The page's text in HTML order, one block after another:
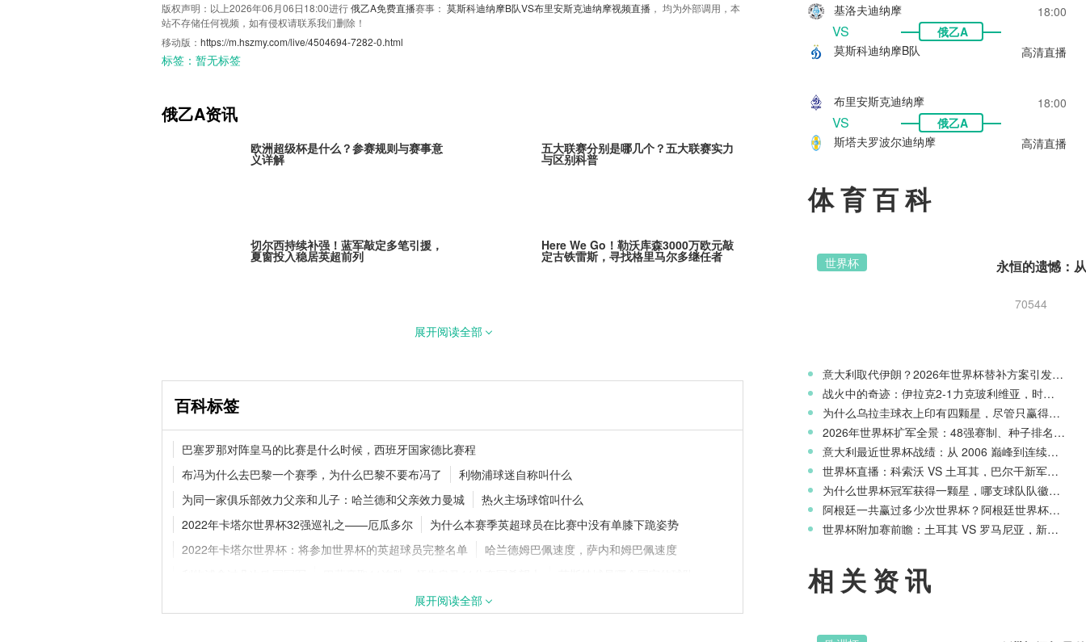
版权声明：以上2026年06月06日18:00进行俄乙A免费直播赛事： 莫斯科迪纳摩B队VS布里安斯克迪纳摩视频直播 ， 均为外部调用，本
站不存储任何视频，如有侵权请联系我们删除！
移动版： https://m.hszmy.com/live/4504694-7282-0.html
标签： 暂无标签
俄乙A资讯
欧洲超级杯是什么？参赛规则与赛事意
义详解
五大联赛分别是哪几个？五大联赛实力
与区别科普
切尔西持续补强！蓝军敲定多笔引援，
夏窗投入稳居英超前列
Here We Go！勒沃库森3000万欧元敲
定古铁雷斯，寻找格里马尔多继任者
巴黎全力追逐米卡·戈茨！阿贾克斯新星
继续搭档库里
官方官宣！纽卡斯尔联签下阿拉吉·班
巴，新援身披8号战袍
2026/27五大联赛开赛时间汇总！新赛季
赛程官宣
展开阅读全部
百科标签
巴塞罗那对阵皇马的比赛是什么时候，西班牙国家德比赛程
布冯为什么去巴黎一个赛季，为什么巴黎不要布冯了
利物浦球迷自称叫什么
为同一家俱乐部效力父亲和儿子：哈兰德和父亲效力曼城
热火主场球馆叫什么
2022年卡塔尔世界杯32强巡礼之——厄瓜多尔
为什么本赛季英超球员在比赛中没有单膝下跪姿势
2022年卡塔尔世界杯：将参加世界杯的英超球员完整名单
哈兰德姆巴佩速度，萨内和姆巴佩速度
欧文在利物浦效力多久，欧文在利物浦多长时间
展开阅读全部
基洛夫迪纳摩 18:00
VS
俄乙A
莫斯科迪纳摩B队
高清直播
布里安斯克迪纳摩 18:00
VS
俄乙A
斯塔夫罗波尔迪纳摩
高清直播
体育百科
世界杯
70544
意大利取代伊朗？2026年世界杯替补方案引发争议
战火中的奇迹：伊拉克2-1力克玻利维亚，时隔40年重返世界杯舞台
为什么乌拉圭球衣上印有四颗星，尽管只赢得两次世界杯冠军？
2026年世界杯扩军全景：48强赛制、种子排名与淘汰赛新规则
意大利最近世界杯战绩：从 2006 巅峰到连续三届无缘正赛的沉沦
世界杯直播：科索沃 VS 土耳其，巴尔干新军迎战星月军团
为什么世界杯冠军获得一颗星，哪支球队队徽上星星最多？
阿根廷一共赢过多少次世界杯？阿根廷世界杯历史战绩一览
世界杯附加赛前瞻：土耳其 VS 罗马尼亚，新月之星主场冲击世界杯
相关资讯